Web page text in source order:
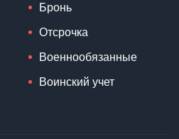
Бронь
Отсрочка
Военнообязанные
Воинский учет